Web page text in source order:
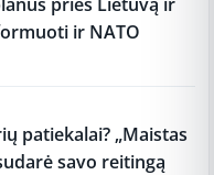
ir NATO
patiekalai? „Maistas
savo reitingą